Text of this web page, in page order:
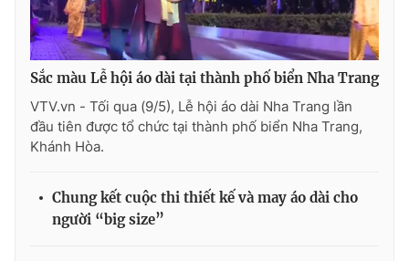
Sắc màu Lễ hội áo dài tại thành phố biển Nha Trang
VTV.vn - Tối qua (9/5), Lễ hội áo dài Nha Trang lần
đầu tiên được tổ chức tại thành phố biển Nha Trang,
Khánh Hòa.
Chung kết cuộc thi thiết kế và may áo dài cho
người “big size”